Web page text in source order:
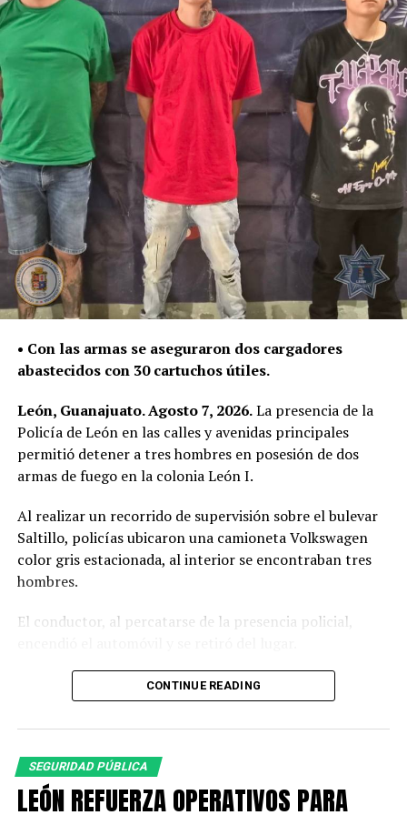
Las sustancias y el detenido quedaron a disposición de la
Fiscalía General del Estado, autoridad encargada de dar
seguimiento a las investigaciones y determinar su
situación jurídica.
De enero a julio de este año, la Policía de León ha
asegurado 187 mil 534 dosis de distintas sustancias,
como parte del trabajo para contener su posesión,
distribución y presunta venta.
La Secretaría de Seguridad, Prevención y Protección
Ciudadana continuará con la atención de reportes y la
intervención policial para retirar estas sustancias de las
calles y evitar que lleguen a niñas, niños y jóvenes.
• Con las armas se aseguraron dos cargadores
abastecidos con 30 cartuchos útiles.
León, Guanajuato. Agosto 7, 2026.La presencia de la
Policía de León en las calles y avenidas principales
permitió detener a tres hombres en posesión de dos
armas de fuego en la colonia León I.
Al realizar un recorrido de supervisión sobre el bulevar
Saltillo, policías ubicaron una camioneta Volkswagen
color gris estacionada, al interior se encontraban tres
hombres.
El conductor, al percatarse de la presencia policial,
Al circular cerca del vehículo, los oficiales observaron a
simple vista botellas de cerveza, por lo que le indicaron
detener la marcha ante una posible falta administrativa;
Los policías dieron seguimiento a la camioneta hasta
lograr detenerla sobre el bulevar Juan Alonso de Torres.
CONTINUE READING
SEGURIDAD PÚBLICA
LEÓN REFUERZA OPERATIVOS PARA